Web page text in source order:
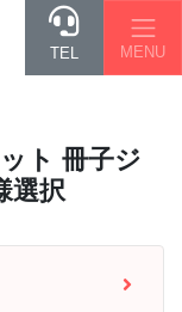
TEL MENU
ト 冊子ジ
選択